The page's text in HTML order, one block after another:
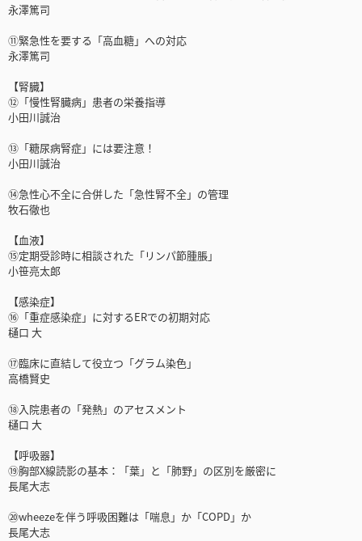
永澤篤司
⑪緊急性を要する「高血糖」への対応
永澤篤司
【腎臓】
⑫「慢性腎臓病」患者の栄養指導
小田川誠治
⑬「糖尿病腎症」には要注意！
小田川誠治
⑭急性心不全に合併した「急性腎不全」の管理
牧石徹也
【血液】
⑮定期受診時に相談された「リンパ節腫脹」
小笹亮太郎
【感染症】
⑯「重症感染症」に対するERでの初期対応
樋口 大
⑰臨床に直結して役立つ「グラム染色」
高橋賢史
⑱入院患者の「発熱」のアセスメント
樋口 大
【呼吸器】
⑲胸部X線読影の基本：「葉」と「肺野」の区別を厳密に
長尾大志
⑳wheezeを伴う呼吸困難は「喘息」か「COPD」か
長尾大志